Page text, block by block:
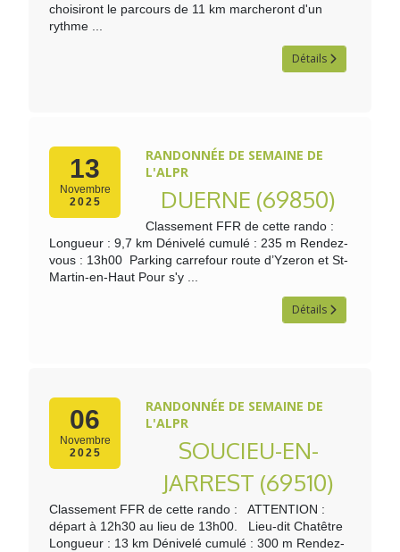
choisiront le parcours de 11 km marcheront d'un
rythme ...
Détails
13
Novembre
2025
RANDONNÉE DE SEMAINE DE
L'ALPR
DUERNE (69850)
Classement FFR de cette rando :
Longueur : 9,7 km Dénivelé cumulé : 235 m Rendez-
vous : 13h00 Parking carrefour route d’Yzeron et St-
Martin-en-Haut Pour s'y ...
Détails
06
Novembre
2025
RANDONNÉE DE SEMAINE DE
L'ALPR
SOUCIEU-EN-
JARREST (69510)
Classement FFR de cette rando : ATTENTION :
départ à 12h30 au lieu de 13h00. Lieu-dit Chatêtre
Longueur : 13 km Dénivelé cumulé : 300 m Rendez-